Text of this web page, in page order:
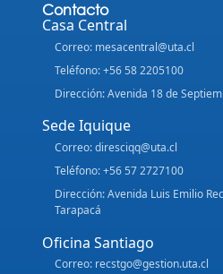
Contacto
Casa Central
Correo: mesacentral@uta.cl
Teléfono: +56 58 2205100
Dirección: Avenida 18 de
Sede Iquique
Correo: diresciqq@uta.cl
Teléfono: +56 57 2727100
Dirección: Avenida Luis Emilio
Tarapacá
Oficina Santiago
Correo: recstgo@gestion.uta.cl